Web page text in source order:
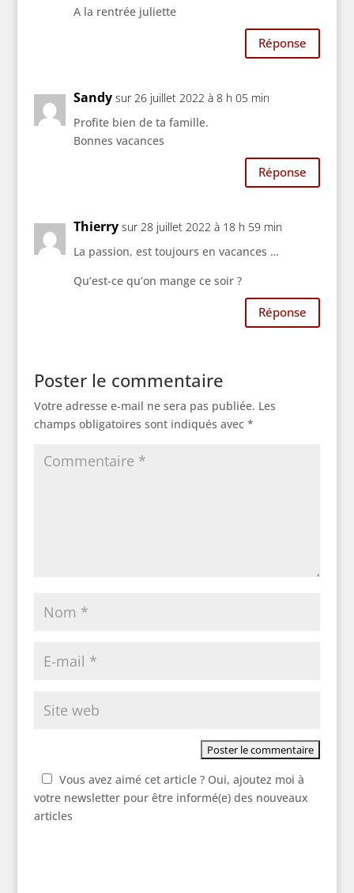
A la rentrée juliette
Réponse
Sandy sur 26 juillet 2022 à 8 h 05 min
Profite bien de ta famille.
Bonnes vacances
Réponse
Thierry sur 28 juillet 2022 à 18 h 59 min
La passion, est toujours en vacances …
Qu’est-ce qu’on mange ce soir ?
Réponse
Poster le commentaire
Votre adresse e-mail ne sera pas publiée. Les
champs obligatoires sont indiqués avec *
Vous avez aimé cet article ? Oui, ajoutez moi à
votre newsletter pour être informé(e) des nouveaux
articles